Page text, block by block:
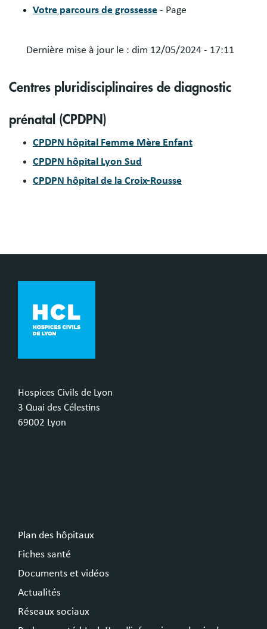
Votre parcours de grossesse - Page
Dernière mise à jour le : dim 12/05/2024 - 17:11
Centres pluridisciplinaires de diagnostic
prénatal (CPDPN)
CPDPN hôpital Femme Mère Enfant
CPDPN hôpital Lyon Sud
CPDPN hôpital de la Croix-Rousse
Hospices Civils de Lyon
3 Quai des Célestins
69002 Lyon
Plan des hôpitaux
Fiches santé
Documents et vidéos
Actualités
Réseaux sociaux